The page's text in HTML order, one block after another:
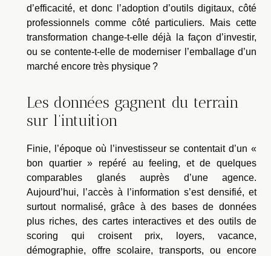
d’efficacité, et donc l’adoption d’outils digitaux, côté
professionnels comme côté particuliers. Mais cette
transformation change-t-elle déjà la façon d’investir,
ou se contente-t-elle de moderniser l’emballage d’un
marché encore très physique ?
Les données gagnent du terrain
sur l’intuition
Finie, l’époque où l’investisseur se contentait d’un «
bon quartier » repéré au feeling, et de quelques
comparables glanés auprès d’une agence.
Aujourd’hui, l’accès à l’information s’est densifié, et
surtout normalisé, grâce à des bases de données
plus riches, des cartes interactives et des outils de
scoring qui croisent prix, loyers, vacance,
démographie, offre scolaire, transports, ou encore